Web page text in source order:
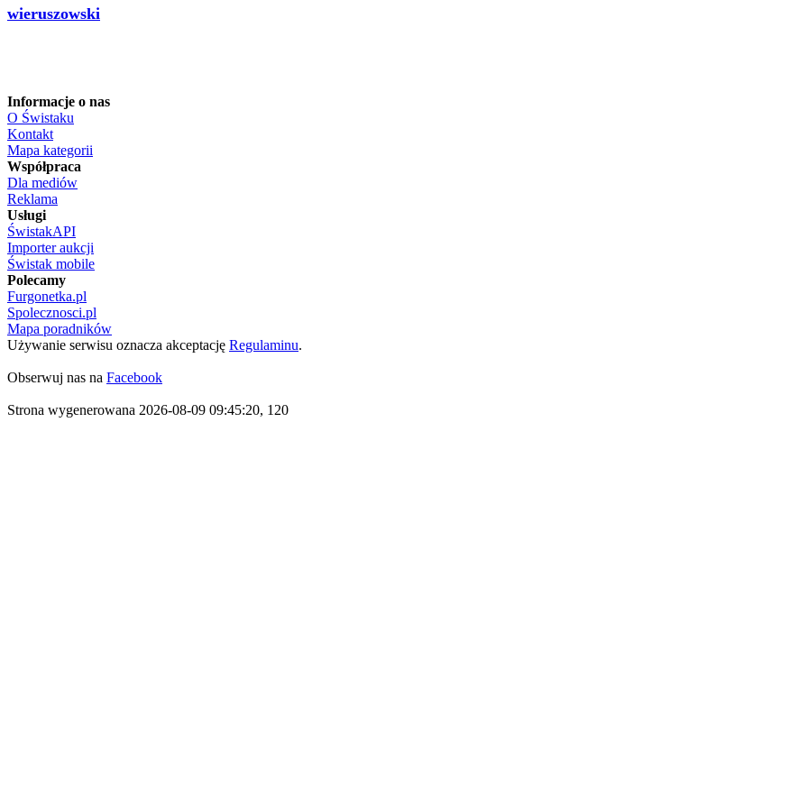
wieruszowski
Informacje o nas
O Świstaku
Kontakt
Mapa kategorii
Współpraca
Dla mediów
Reklama
Usługi
ŚwistakAPI
Importer aukcji
Świstak mobile
Polecamy
Furgonetka.pl
Spolecznosci.pl
Mapa poradników
Używanie serwisu oznacza akceptację Regulaminu.
Obserwuj nas na Facebook
Strona wygenerowana 2026-08-09 09:45:20, 120